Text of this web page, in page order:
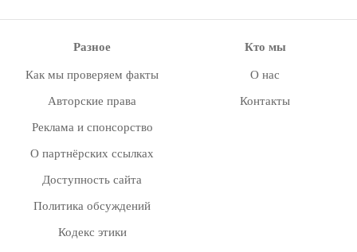
Разное
Как мы проверяем факты
Авторские права
Реклама и спонсорство
О партнёрских ссылках
Доступность сайта
Политика обсуждений
Кодекс этики
Кто мы
О нас
Контакты